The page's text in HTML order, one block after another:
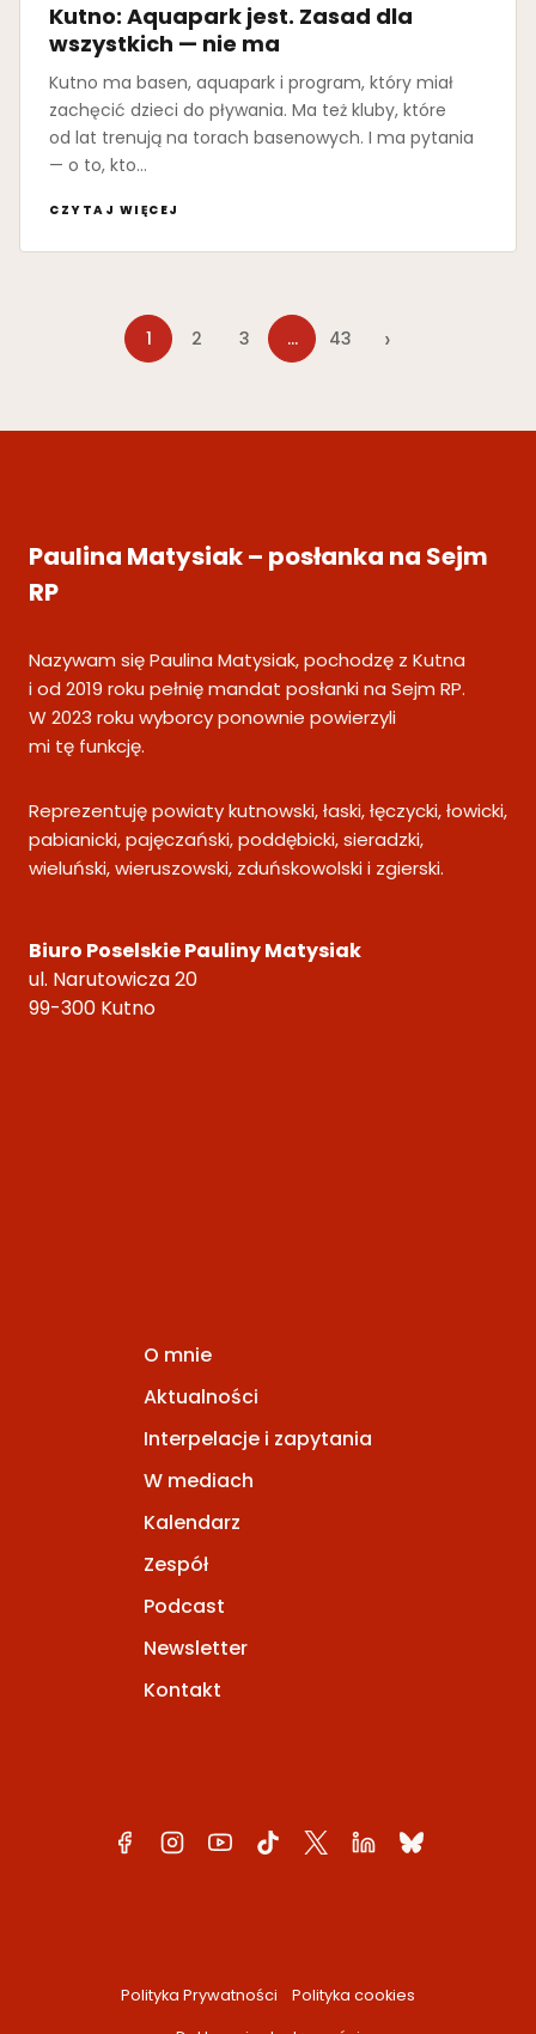
Kutno: Aquapark jest. Zasad dla
wszystkich — nie ma
Kutno ma basen, aquapark i program, który miał
zachęcić dzieci do pływania. Ma też kluby, które
od lat trenują na torach basenowych. I ma pytania
— o to, kto…
CZYTAJ WIĘCEJ
1 2 3 … 43 ›
Paulina Matysiak – posłanka na Sejm
RP
Nazywam się Paulina Matysiak, pochodzę z Kutna
i od 2019 roku pełnię mandat posłanki na Sejm RP.
W 2023 roku wyborcy ponownie powierzyli
mi tę funkcję.
Reprezentuję powiaty kutnowski, łaski, łęczycki, łowicki,
pabianicki, pajęczański, poddębicki, sieradzki,
wieluński, wieruszowski, zduńskowolski i zgierski.
Biuro Poselskie Pauliny Matysiak
ul. Narutowicza 20
99-300 Kutno
O mnie
Aktualności
Interpelacje i zapytania
W mediach
Kalendarz
Zespół
Podcast
Newsletter
Kontakt
Polityka Prywatności Polityka cookies